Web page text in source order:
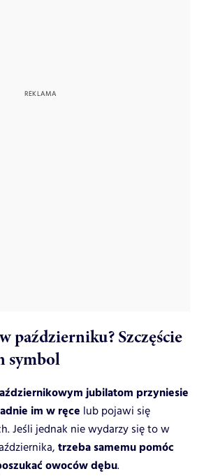
październiku? Szczęście
symbol
jubilatom przyniesie
im w ręce lub pojawi się
Jeśli jednak nie wydarzy się to w
trzeba samemu pomóc
owoców dębu.